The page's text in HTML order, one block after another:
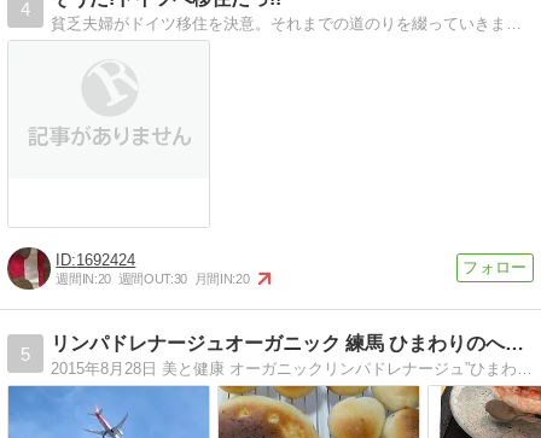
4
1692424
週間IN:20 週間OUT:30 月間IN:20
5
リンパドレナージュオーガニック 練馬 ひまわりのへや”ブログ